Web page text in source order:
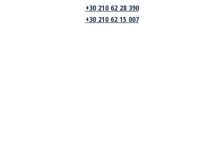
+30 210 62 28 390
+30 210 62 15 007